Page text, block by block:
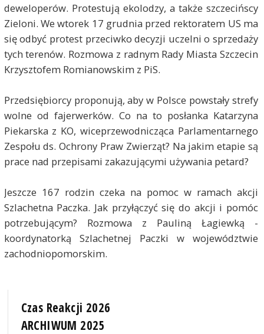
deweloperów. Protestują ekolodzy, a także szczecińscy
Zieloni. We wtorek 17 grudnia przed rektoratem US ma
się odbyć protest przeciwko decyzji uczelni o sprzedaży
tych terenów. Rozmowa z radnym Rady Miasta Szczecin
Krzysztofem Romianowskim z PiS.
Przedsiębiorcy proponują, aby w Polsce powstały strefy
wolne od fajerwerków. Co na to posłanka Katarzyna
Piekarska z KO, wiceprzewodnicząca Parlamentarnego
Zespołu ds. Ochrony Praw Zwierząt? Na jakim etapie są
prace nad przepisami zakazującymi używania petard?
Jeszcze 167 rodzin czeka na pomoc w ramach akcji
Szlachetna Paczka. Jak przyłączyć się do akcji i pomóc
potrzebującym? Rozmowa z Pauliną Łagiewką -
koordynatorką Szlachetnej Paczki w województwie
zachodniopomorskim.
Czas Reakcji 2026
ARCHIWUM 2025